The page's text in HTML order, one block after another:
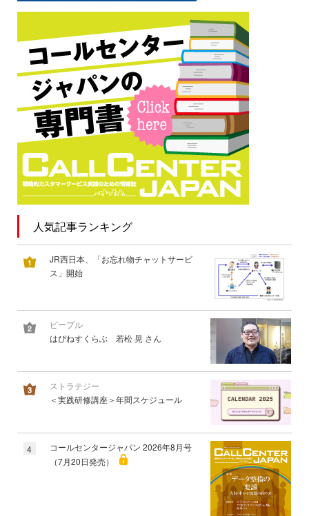
人気記事ランキング
JR西日本、「お忘れ物チャットサービ
ス」開始
ピープル
はぴねすくらぶ 若松 晃 さん
ストラテジー
＜実践研修講座＞年間スケジュール
4
コールセンタージャパン 2026年8月号
（7月20日発売）